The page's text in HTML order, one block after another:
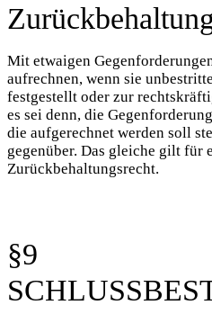
Mit etwaigen
aufrechnen, wenn sie
festgestellt oder zur
es sei denn, die
die aufgerechnet werden soll
gegenüber. Das gleiche gilt für
Zurückbehaltungsrecht.
§9